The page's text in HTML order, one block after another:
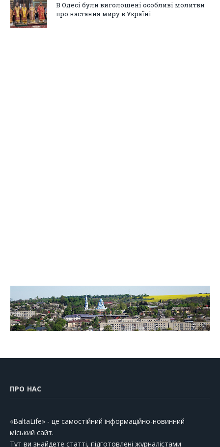
В Одесі були виголошені особливі молитви
про настання миру в Україні
ПРО НАС
«BaltaLife» - це самостійний інформаційно-новинний
міський сайт.
Тут ви знайдете статті, підготовлені журналістами